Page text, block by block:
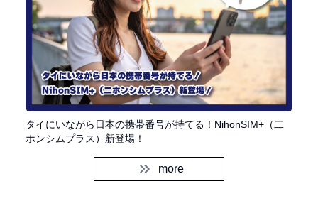
タイにいながら日本の携帯番号が持てる！NihonSIM+（二
ホンシムプラス）新登場！
more